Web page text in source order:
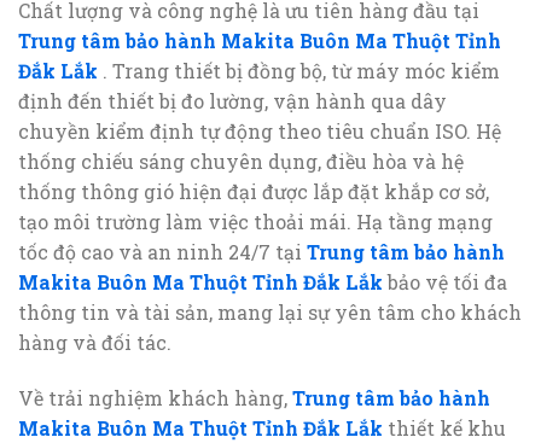
Chất lượng và công nghệ là ưu tiên hàng đầu tại
Trung tâm bảo hành Makita Buôn Ma Thuột Tỉnh
Đắk Lắk . Trang thiết bị đồng bộ, từ máy móc kiểm
định đến thiết bị đo lường, vận hành qua dây
chuyền kiểm định tự động theo tiêu chuẩn ISO. Hệ
thống chiếu sáng chuyên dụng, điều hòa và hệ
thống thông gió hiện đại được lắp đặt khắp cơ sở,
tạo môi trường làm việc thoải mái. Hạ tầng mạng
tốc độ cao và an ninh 24/7 tại Trung tâm bảo hành
Makita Buôn Ma Thuột Tỉnh Đắk Lắkbảo vệ tối đa
thông tin và tài sản, mang lại sự yên tâm cho khách
hàng và đối tác.
Về trải nghiệm khách hàng,Trung tâm bảo hành
Makita Buôn Ma Thuột Tỉnh Đắk Lắk thiết kế khu